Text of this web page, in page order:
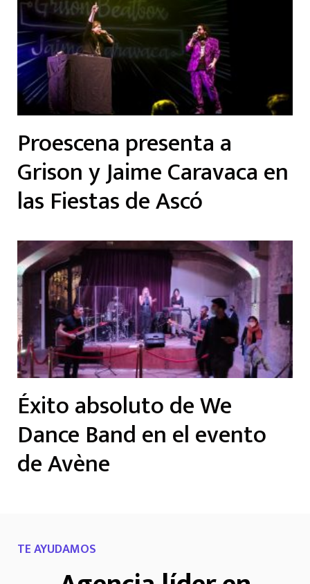
Proescena presenta a
Grison y Jaime Caravaca en
las Fiestas de Ascó
Éxito absoluto de We
Dance Band en el evento
de Avène
TE AYUDAMOS